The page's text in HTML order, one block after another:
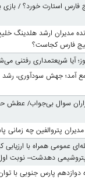
استارت خورد؟ / بازی
مدیران ارشد هلدینگ
فارس کجاست؟
آیا شریعتمداری رفتنی
سوال بی‌جواب/ عطش
مدیران پتروالفین چه
عمومی همراه با ارزیابی
دهدشت– نوبت
دوازدهم پارس جنوبی با